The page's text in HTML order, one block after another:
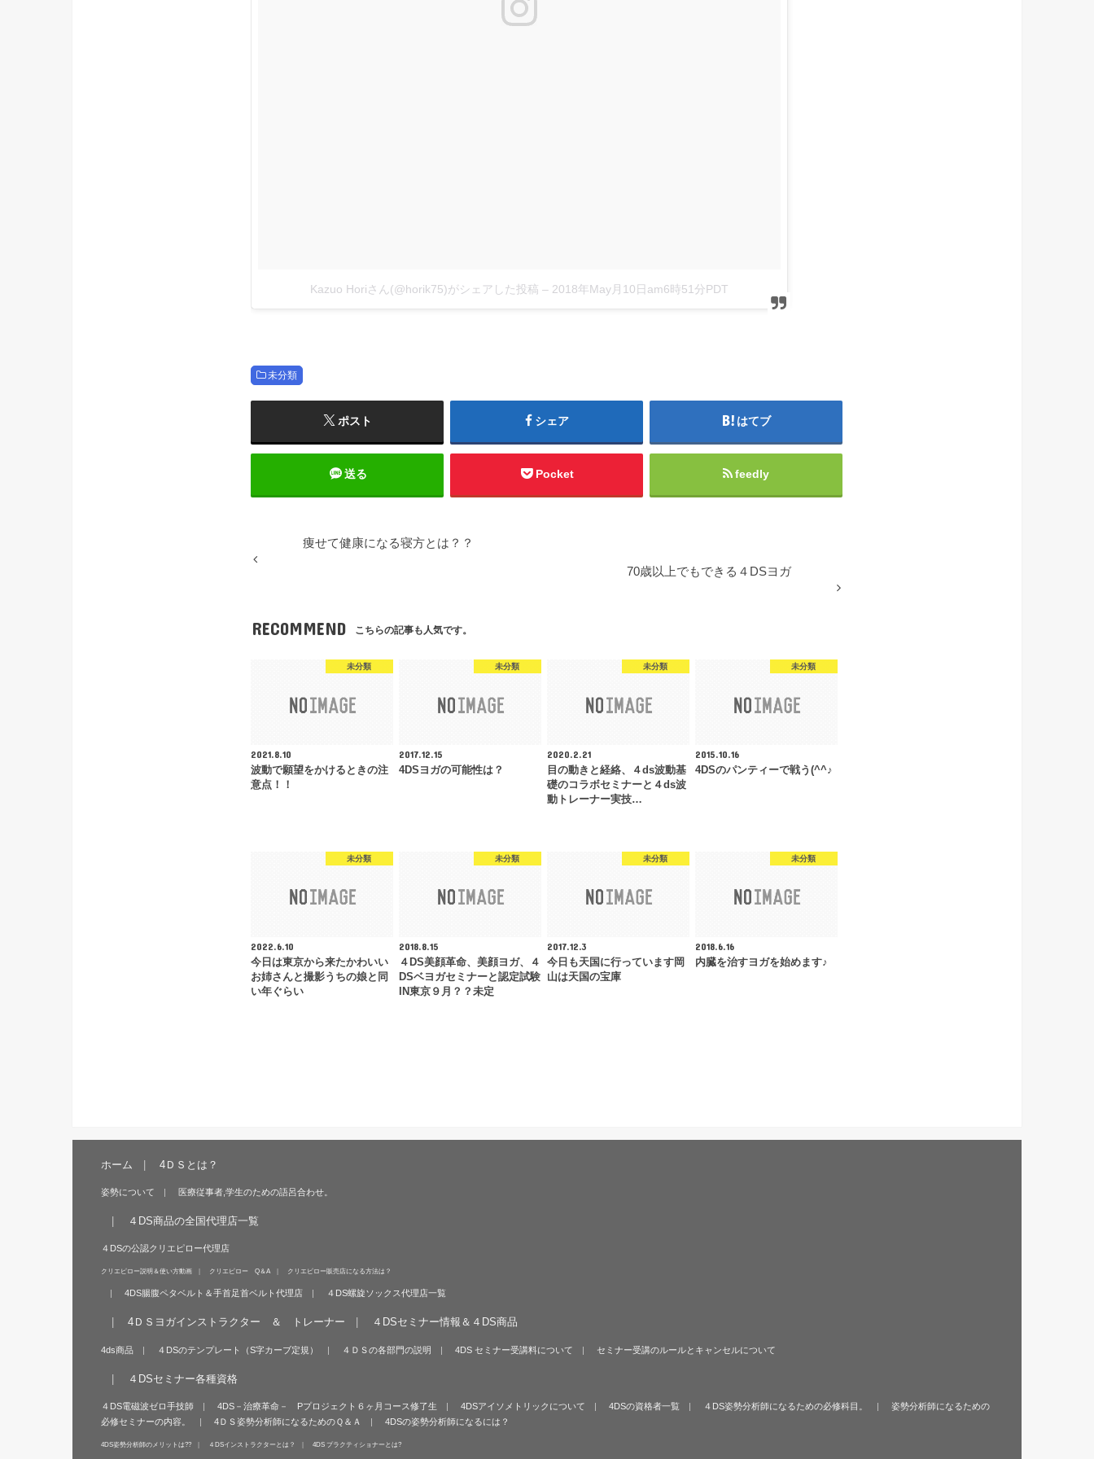
Kazuo Horiさん(@horik75)がシェアした投稿 – 2018年May月10日am6時51分PDT
未分類
ポスト シェア はてブ
送る Pocket feedly
痩せて健康になる寝方とは？？
70歳以上でもできる４DSヨガ
RECOMMEND こちらの記事も人気です。
未分類
2021.8.10
波動で願望をかけるときの注
意点！！
未分類
2017.12.15
4DSヨガの可能性は？
未分類
2020.2.21
目の動きと経絡、４ds波動基
礎のコラボセミナーと４ds波
動トレーナー実技…
未分類
2015.10.16
4DSのパンティーで戦う(^^♪
未分類
2022.6.10
今日は東京から来たかわいい
お姉さんと撮影うちの娘と同
い年ぐらい
未分類
2018.8.15
４DS美顔革命、美顔ヨガ、４
DSベヨガセミナーと認定試験
IN東京９月？？未定
未分類
2017.12.3
今日も天国に行っています岡
山は天国の宝庫
未分類
2018.6.16
内臓を治すヨガを始めます♪
ホーム 4ＤＳとは？
姿勢について 医療従事者,学生のための語呂合わせ。
４DS商品の全国代理店一覧
４DSの公認クリエピロー代理店
クリエピロー説明＆使い方動画 クリエピロー Q＆A クリエピロー販売店になる方法は？
4DS腸腹ペタベルト＆手首足首ベルト代理店 ４DS螺旋ソックス代理店一覧
4ＤＳヨガインストラクター ＆ トレーナー ４DSセミナー情報＆４DS商品
4ds商品 ４DSのテンプレート（S字カーブ定規） ４ＤＳの各部門の説明 4DS セミナー受講料について セミナー受講のルールとキャンセルについて
４DSセミナー各種資格
４DS電磁波ゼロ手技師 4DS－治療革命－ Pプロジェクト６ヶ月コース修了生 4DSアイソメトリックについて 4DSの資格者一覧 ４DS姿勢分析師になるための必修科目。
姿勢分析師になるための
必修セミナーの内容。
4ＤＳ姿勢分析師になるためのＱ＆Ａ 4DSの姿勢分析師になるには？
4DS姿勢分析師のメリットは?? ４DSインストラクターとは？ 4DS プラクティショナーとは?